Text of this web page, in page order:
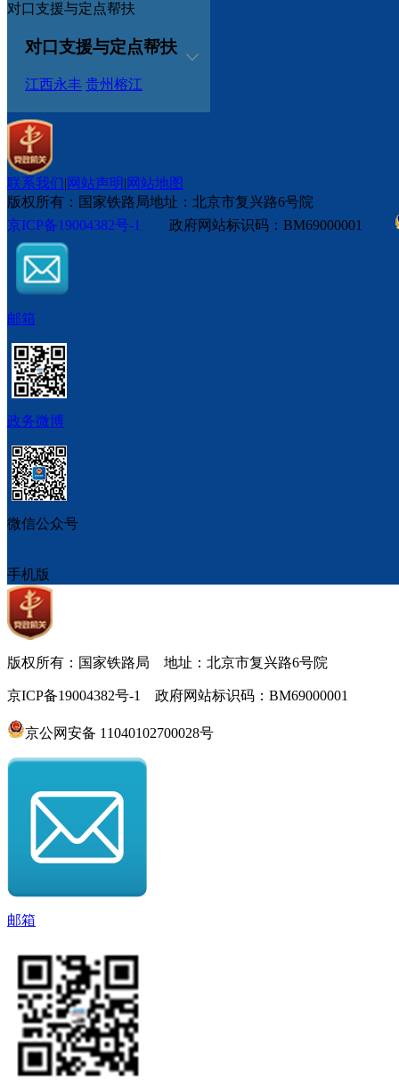
对口支援与定点帮扶
对口支援与定点帮扶
江西永丰 贵州榕江
联系我们|网站声明|网站地图
版权所有：国家铁路局地址：北京市复兴路6号院
京ICP备19004382号-1
政府网站标识码：BM69000001
邮箱
政务微博
微信公众号
手机版
版权所有：国家铁路局 地址：北京市复兴路6号院
京ICP备19004382号-1 政府网站标识码：BM69000001
京公网安备 11040102700028号
邮箱